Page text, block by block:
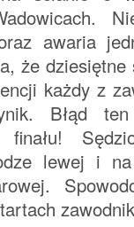
awaria
że dziesiętne
każdy z
Błąd ten
lewej i